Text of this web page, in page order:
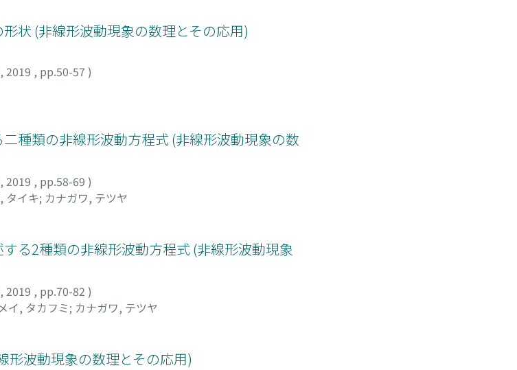
の解を可能な限り解析的に扱う。特に、平行な円管内にお
下流の無限遠方における平行流の線形安定性を固有値問題
ことが判明した。下流のこの不安定性は移流型であると考
すると考えられ、特異点を迂回するなどの解析を要し、擾
どみ点を含む非平行流について、平行流と同様に内部摩擦
状 (非線形波動現象の数理とその応用)
, 2019 , pp.50-57 )
種類の非線形波動方程式 (非線形波動現象の数
, 2019 , pp.58-69 )
タイキ; カナガワ, テツヤ
る2種類の非線形波動方程式 (非線形波動現象
, 2019 , pp.70-82 )
イ, タカフミ; カナガワ, テツヤ
形波動現象の数理とその応用)